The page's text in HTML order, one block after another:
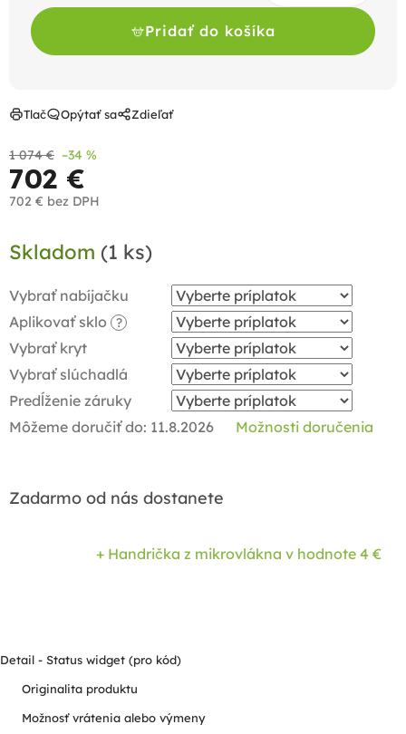
1 074 € –34 %
702 €
702 € bez DPH
cena:
Skladom (1 ks)
Vybrať nabíjačku
Aplikovať sklo
?
Vybrať kryt
Vybrať slúchadlá
Predĺženie záruky
Môžeme doručiť do: 11.8.2026 Možnosti doručenia
Pridať do košíka
Zadarmo od nás dostanete
+ Handrička z mikrovlákna v hodnote 4 €
Tlač Opýtať sa Zdieľať
Detail - Status widget (pro kód)
Originalita produktu
Možnosť vrátenia alebo výmeny